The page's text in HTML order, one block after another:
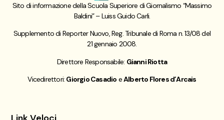
Sito di informazione della Scuola Superiore di Giornalismo “Massimo
Baldini” – Luiss Guido Carli.
Supplemento di Reporter Nuovo, Reg. Tribunale di Roma n. 13/08 del
21 gennaio 2008.
Direttore Responsabile: Gianni Riotta
Vicedirettori: Giorgio Casadio eAlberto Flores d’Arcais